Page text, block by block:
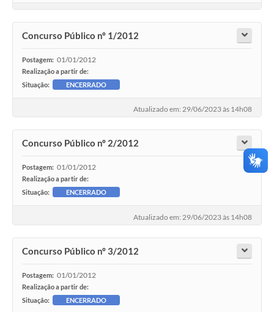
Concurso Público nº 1/2012
Postagem: 01/01/2012
Realização a partir de:
Situação:
ENCERRADO
Atualizado em: 29/06/2023 às 14h08
Concurso Público nº 2/2012
Postagem: 01/01/2012
Realização a partir de:
Situação:
ENCERRADO
Atualizado em: 29/06/2023 às 14h08
Concurso Público nº 3/2012
Postagem: 01/01/2012
Realização a partir de:
Situação:
ENCERRADO